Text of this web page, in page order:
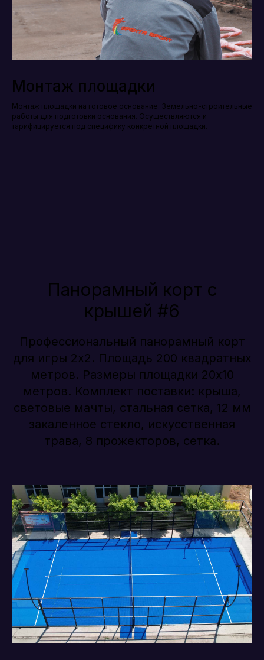
Монтаж площадки
Монтаж площадки на готовое основание. Земельно-строительные
работы для подготовки основания. Осуществляются и
тарифицируется под специфику конкретной площадки.
Панорамный корт с
крышей #6
Профессиональный панорамный корт
для игры 2х2. Площадь 200 квадратных
метров. Размеры площадки 20х10
метров. Комплект поставки: крыша,
световые мачты, стальная сетка, 12 мм
закаленное стекло, искусственная
трава, 8 прожекторов, сетка.